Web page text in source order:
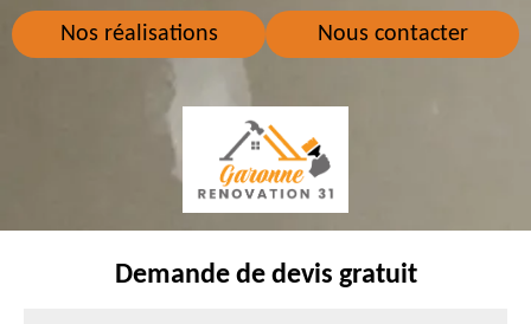
Nos réalisations Nous contacter
Demande de devis gratuit